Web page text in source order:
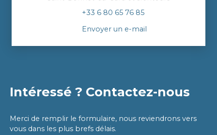
+33 6 80 65 76 85
Envoyer un e-mail
Intéressé ? Contactez-nous
Merci de remplir le formulaire, nous reviendrons vers
vous dans les plus brefs délais.